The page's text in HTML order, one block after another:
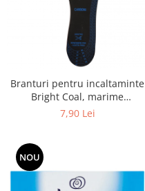
Branturi pentru incaltaminte
Bright Coal, marime
universala
7,90 Lei
NOU